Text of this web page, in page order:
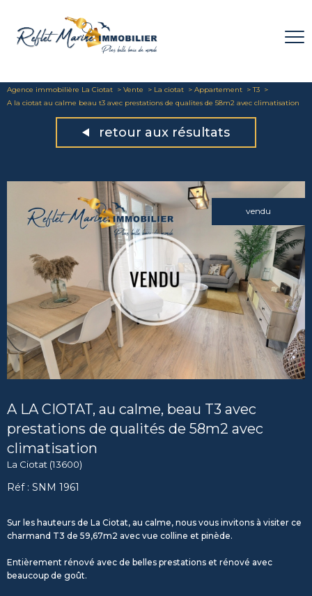
Agence immobilière La Ciotat Vente La ciotat Appartement
T3
A la ciotat au calme beau t3 avec prestations de qualites de 58m2 avec climatisation
retour aux résultats
vendu
A LA CIOTAT, au calme, beau T3 avec
prestations de qualités de 58m2 avec
climatisation
La Ciotat (13600)
Réf : SNM 1961
Sur les hauteurs de La Ciotat, au calme, nous vous invitons à visiter ce
charmand T3 de 59,67m2 avec vue colline et pinède.
Entièrement rénové avec de belles prestations et rénové avec
beaucoup de goût.